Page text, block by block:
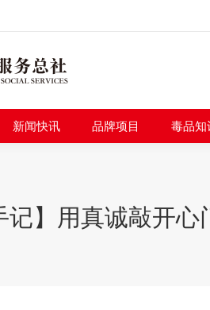
新闻快讯 品牌项目 毒品知
记】用真诚敲开
构介绍 新闻快讯 品牌项目